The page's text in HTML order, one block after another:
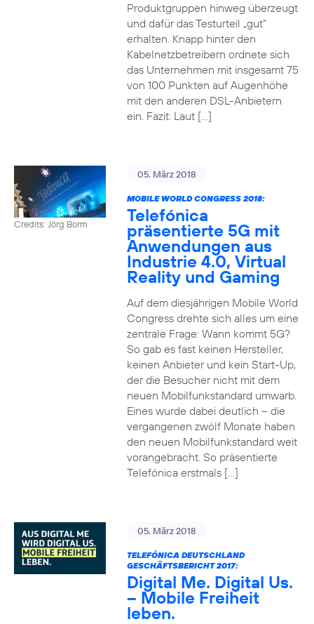
Produktgruppen hinweg überzeugt
und dafür das Testurteil „gut“
erhalten. Knapp hinter den
Kabelnetzbetreibern ordnete sich
das Unternehmen mit insgesamt 75
von 100 Punkten auf Augenhöhe
mit den anderen DSL-Anbietern
ein. Fazit: Laut […]
Credits: Jörg Borm
05. März 2018
MOBILE WORLD CONGRESS 2018:
Telefónica
präsentierte 5G mit
Anwendungen aus
Industrie 4.0, Virtual
Reality und Gaming
Auf dem diesjährigen Mobile World
Congress drehte sich alles um eine
zentrale Frage: Wann kommt 5G?
So gab es fast keinen Hersteller,
keinen Anbieter und kein Start-Up,
der die Besucher nicht mit dem
neuen Mobilfunkstandard umwarb.
Eines wurde dabei deutlich – die
vergangenen zwölf Monate haben
den neuen Mobilfunkstandard weit
vorangebracht. So präsentierte
Telefónica erstmals […]
05. März 2018
TELEFÓNICA DEUTSCHLAND
GESCHÄFTSBERICHT 2017:
Digital Me. Digital Us.
– Mobile Freiheit
leben.